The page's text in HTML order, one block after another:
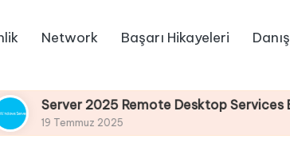
Network Başarı Hikayeleri
2025 Remote Desktop Services Bölüm4 :
2025